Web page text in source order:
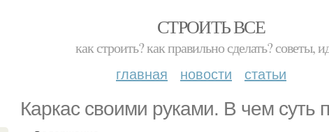
СТРОИТЬ ВСЕ
как строить? как правильно сделать? советы,
главная новости статьи
Каркас своими руками. В чем суть